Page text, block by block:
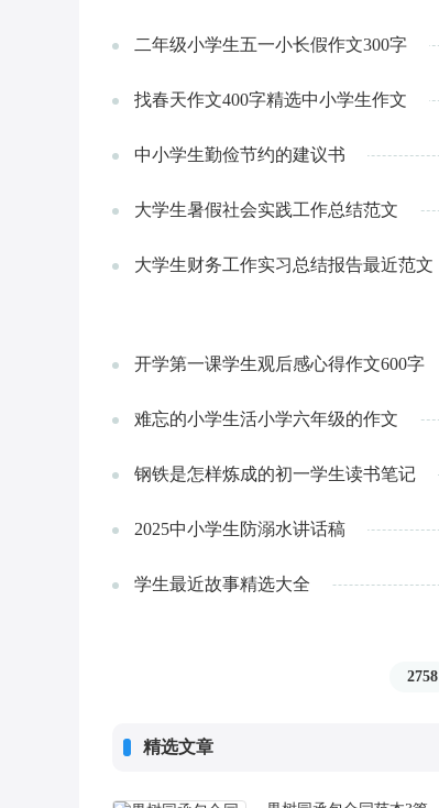
二年级小学生五一小长假作文300字
找春天作文400字精选中小学生作文
中小学生勤俭节约的建议书
大学生暑假社会实践工作总结范文
大学生财务工作实习总结报告最近范文
开学第一课学生观后感心得作文600字
难忘的小学生活小学六年级的作文
钢铁是怎样炼成的初一学生读书笔记
2025中小学生防溺水讲话稿
学生最近故事精选大全
2758
精选文章